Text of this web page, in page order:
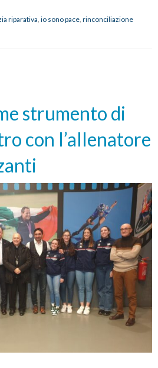
pace:
di
Claudia
riparativa io sono pace rinconciliazione
strumento di
con l’allenatore